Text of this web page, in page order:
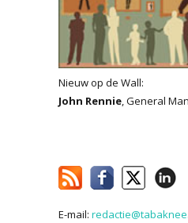
Nieuw op de Wall:
John Rennie, General
E-mail: